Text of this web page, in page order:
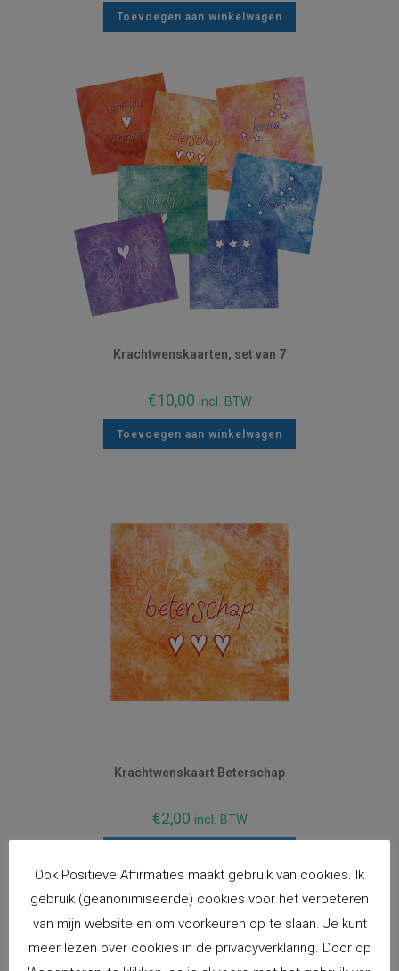
Toevoegen aan winkelwagen
Krachtwenskaarten, set van 7
€10,00 incl. BTW
Toevoegen aan winkelwagen
Krachtwenskaart Beterschap
€2,00 incl. BTW
Ook Positieve Affirmaties maakt gebruik van cookies. Ik
gebruik (geanonimiseerde) cookies voor het verbeteren
van mijn website en om voorkeuren op te slaan. Je kunt
meer lezen over cookies in de privacyverklaring. Door op